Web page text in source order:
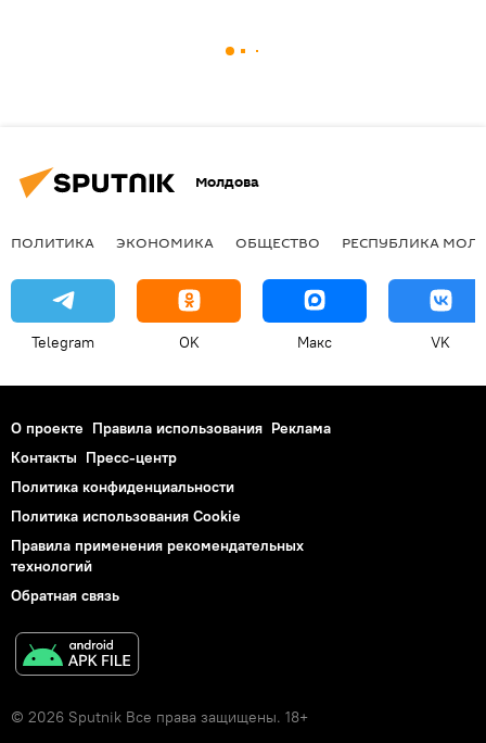
Молдова
ПОЛИТИКА ЭКОНОМИКА ОБЩЕСТВО РЕСПУБЛИКА
Telegram OK Макс VK
О проекте Правила использования Реклама
Контакты Пресс-центр
Политика конфиденциальности
Политика использования Cookie
Правила применения рекомендательных
технологий
Обратная связь
© 2026 Sputnik Все права защищены. 18+